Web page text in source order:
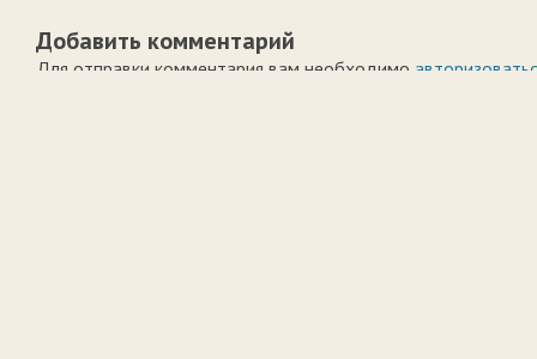
Добавить комментарий
Для отправки комментария вам необходимо